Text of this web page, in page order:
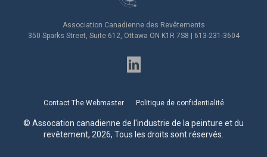
Association Canadienne des Revêtements
350 Sparks Street, Suite 612, Ottawa ON K1R 7S8 | 613-231-3604
Contact The Webmaster Politique de confidentialité
© Assocation canadienne de l'industrie de la peinture et du
revêtement, 2026, Tous les droits sont réservés.